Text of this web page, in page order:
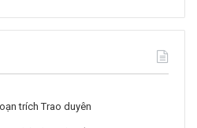
trích Trao duyên